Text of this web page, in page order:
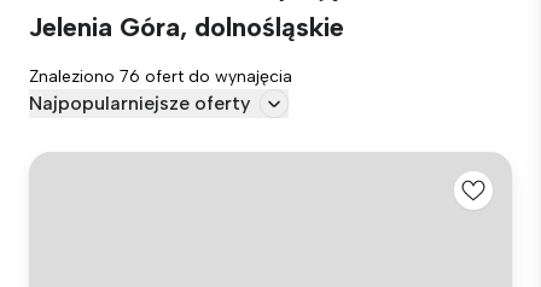
Jelenia Góra, dolnośląskie
Znaleziono 76 ofert do wynajęcia
Najpopularniejsze oferty